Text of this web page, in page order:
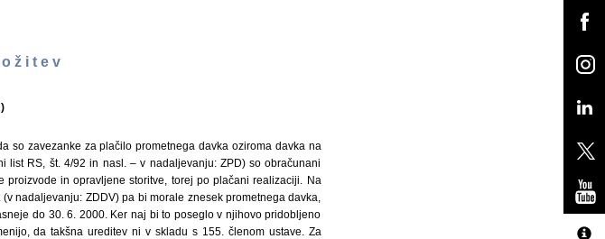
ž i t e v
so zavezanke za plačilo prometnega davka oziroma davka na
list RS, št. 4/92 in nasl. – v nadaljevanju: ZPD) so obračunani
in opravljene storitve, torej po plačani realizaciji. Na
nadaljevanju: ZDDV) pa bi morale znesek prometnega davka,
do 30. 6. 2000. Ker naj bi to poseglo v njihovo pridobljeno
da takšna ureditev ni v skladu s 155. členom ustave. Za